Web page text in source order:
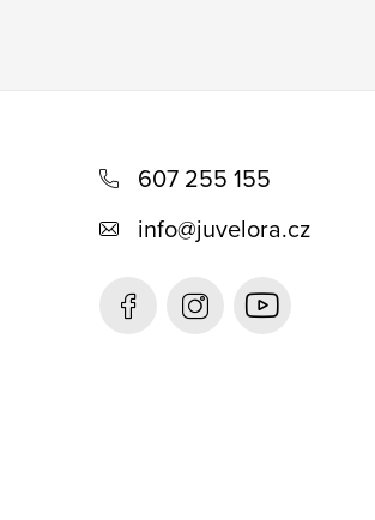
607 255 155
info@juvelora.cz